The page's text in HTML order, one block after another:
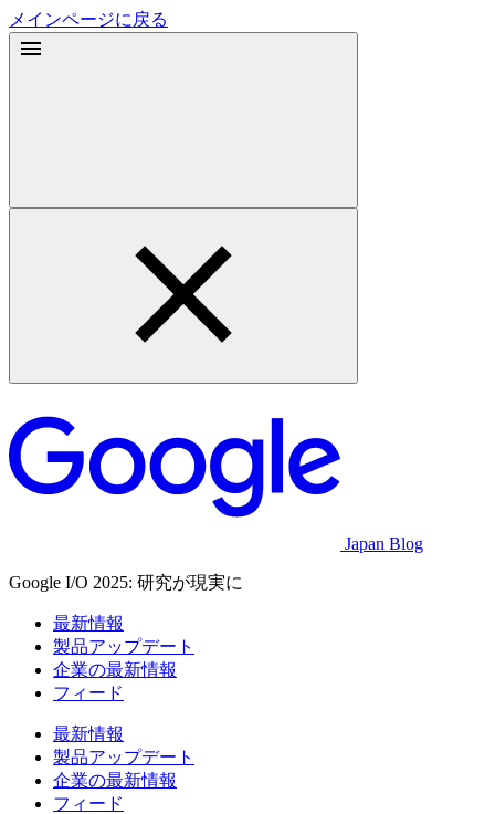
メインページに戻る
Japan Blog
Google I/O 2025: 研究が現実に
最新情報
製品アップデート
企業の最新情報
フィード
最新情報
製品アップデート
企業の最新情報
フィード